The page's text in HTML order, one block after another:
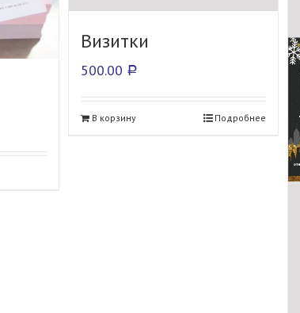
Визитки
500.00 Р
В корзину Подробнее